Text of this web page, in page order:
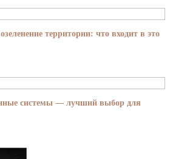
территории: что входит в это
системы — лучший выбор для